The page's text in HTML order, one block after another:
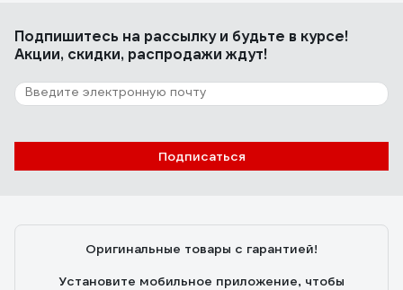
Подпишитесь на рассылкуи будьте в курсе!
Акции, скидки, распродажи ждут!
Подписаться
Оригинальные товары с гарантией!
Установите мобильное приложение, чтобы